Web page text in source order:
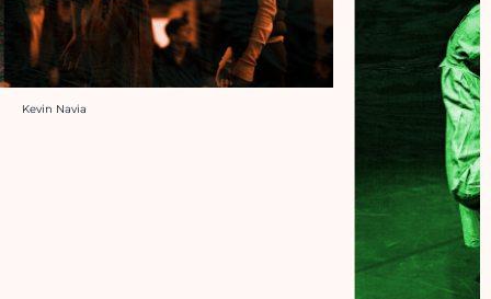
Crédit photo :
Kevin Navia